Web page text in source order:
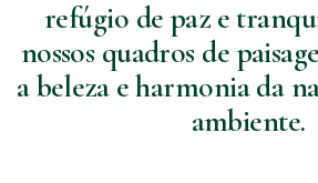
refúgio de paz e
nossos quadros de
a beleza e harmonia da
ambiente.